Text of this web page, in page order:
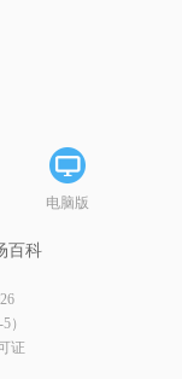
电脑版
百科
）
证